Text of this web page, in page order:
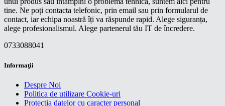
tine. Ne poți contacta telefonic, prin email sau prin formularul de
contact, iar echipa noastră îți va răspunde rapid. Alege siguranța,
alege profesionalismul. Alege partenerul tău IT de încredere.
0733088041
Informaţii
Despre Noi
Politica de utilizare Cookie-uri
Protectia datelor cu caracter personal